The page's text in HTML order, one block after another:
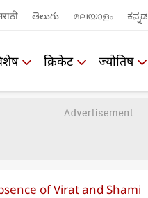
తెలుగు മലയാളം ಕನ್ನಡ
क्रिकेट ज्योतिष
of Virat and Shami